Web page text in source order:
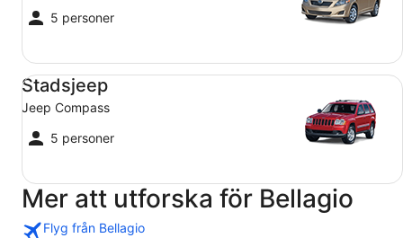
5 personer
Stadsjeep
Jeep Compass
5 personer
Stadsjeep Jeep Compass
Mer att utforska för Bellagio
Flyg från Bellagio